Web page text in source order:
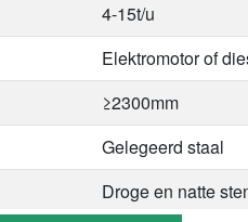
4-15t/u
Elektromotor of
≥2300mm
Gelegeerd staal
Droge en natte